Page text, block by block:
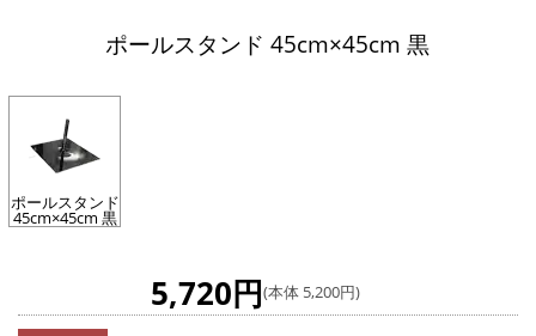
ポールスタンド 45cm×45cm 黒
ポールスタンド
45cm×45cm 黒
5,720円(本体 5,200円)